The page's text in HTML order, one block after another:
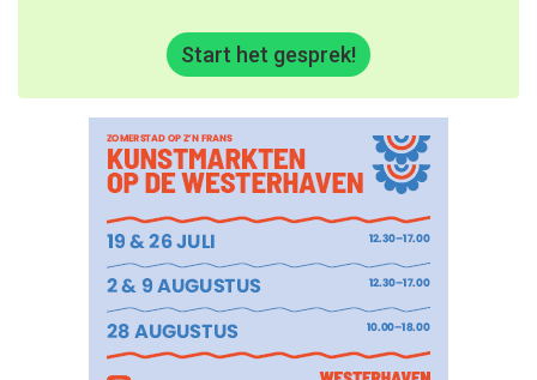
Start het gesprek!